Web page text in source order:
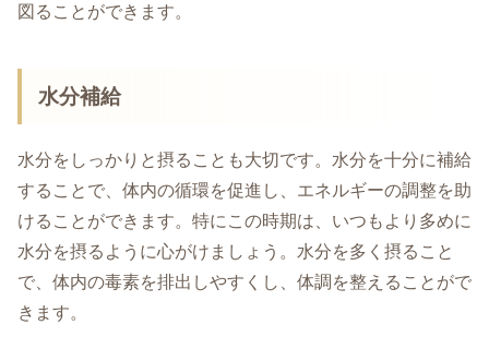
図ることができます。
水分補給
水分をしっかりと摂ることも大切です。水分を十分に補給
することで、体内の循環を促進し、エネルギーの調整を助
けることができます。特にこの時期は、いつもより多めに
水分を摂るように心がけましょう。水分を多く摂ること
で、体内の毒素を排出しやすくし、体調を整えることがで
きます。